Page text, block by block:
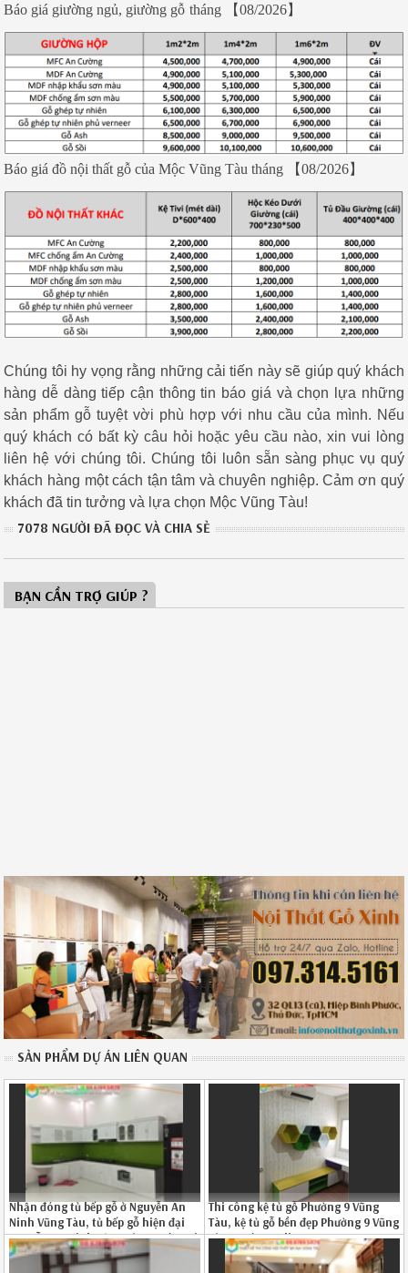
Báo giá giường ngủ, giường gỗ tháng 【08/2026】
Báo giá đồ nội thất gỗ của Mộc Vũng Tàutháng 【08/2026】
Chúng tôi hy vọng rằng những cải tiến này sẽ giúp quý khách
hàng dễ dàng tiếp cận thông tin báo giá và chọn lựa những
sản phẩm gỗ tuyệt vời phù hợp với nhu cầu của mình. Nếu
quý khách có bất kỳ câu hỏi hoặc yêu cầu nào, xin vui lòng
liên hệ với chúng tôi. Chúng tôi luôn sẵn sàng phục vụ quý
khách hàng một cách tận tâm và chuyên nghiệp. Cảm ơn quý
khách đã tin tưởng và lựa chọn Mộc Vũng Tàu!
7078 NGƯỜI ĐÃ ĐỌC VÀ CHIA SẺ
BẠN CẦN TRỢ GIÚP ?
SẢN PHẨM DỰ ÁN LIÊN QUAN
Nhận đóng tủ bếp gỗ ở Nguyễn An
Ninh Vũng Tàu, tủ bếp gỗ hiện đại
Nguyễn An Ninh Vũng Tàu uy tín gọi
SĐT 0867895828 102619R4R
Thi công kệ tủ gỗ Phường 9 Vũng
Tàu, kệ tủ gỗ bền đẹp Phường 9 Vũng
Tàu uy tín Hotline 08.6789.5828